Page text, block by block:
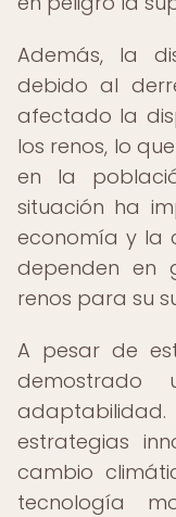
Además, la
debido al
afectado la
los renos, lo
en la
situación ha
economía y la
dependen
renos para su
A pesar de
demostrado
estrategias
cambio
tecnología